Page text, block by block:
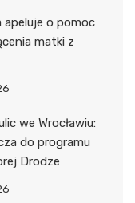
apeluje o pomoc
matki z
we Wrocławiu:
do programu
Drodze